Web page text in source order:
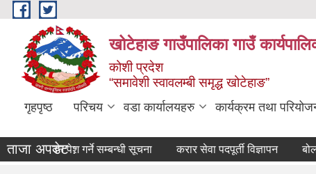
Skip to main content
खोटेहाङ गाउँपालिका गाउँ
कोशी प्रदेश
“समावेशी स्वावलम्बी समृद्ध खोटेहाङ”
गृहपृष्ठ परिचय वडा कार्यालयहरु कार्यक्रम तथा
ताजा अपडेट :
निवेदन पेश गर्ने सम्बन्धी सूचना करार सेवा पदपूर्ती विज्ञापन बोलपत्र